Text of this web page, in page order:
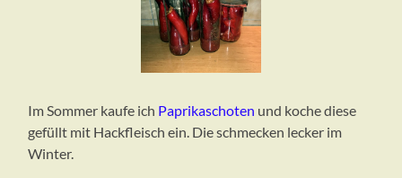
Im Sommer kaufe ich Paprikaschoten und koche diese
gefüllt mit Hackfleisch ein. Die schmecken lecker im
Winter.